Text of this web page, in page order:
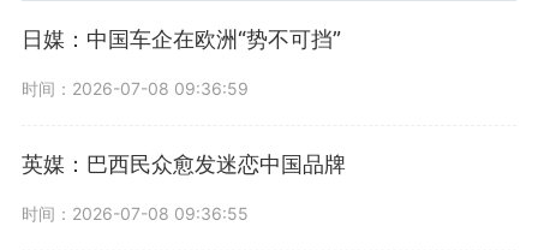
日媒：中国车企在欧洲“势不可挡”
时间：2026-07-08 09:36:59
英媒：巴西民众愈发迷恋中国品牌
时间：2026-07-08 09:36:55